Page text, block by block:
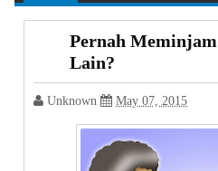
Pernah
Lain?
Unknown May 07, 2015